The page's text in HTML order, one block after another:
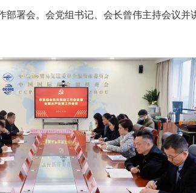
署会。会党组书记、会长曾伟主持会议